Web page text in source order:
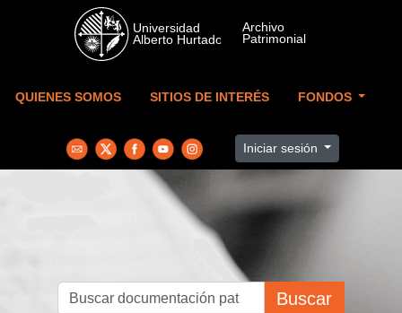
Skip to main content
QUIENES SOMOS SITIOS DE INTERÉS FONDOS
Iniciar sesión
Buscar